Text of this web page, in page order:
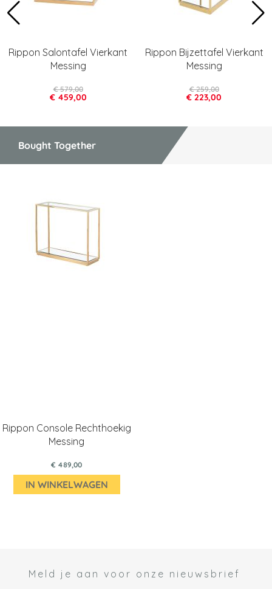
Rippon Salontafel Vierkant
Messing
€ 459,00
€ 579,00
Rippon Bijzettafel Vierkant
Messing
€ 223,00
€ 259,00
Bought Together
Rippon Console Rechthoekig
Messing
€ 489,00
IN WINKELWAGEN
Meld je aan voor onze nieuwsbrief